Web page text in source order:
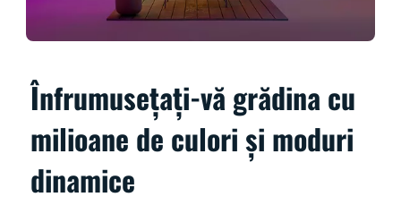
Înfrumusețați-vă grădina cu
milioane de culori și moduri
dinamice